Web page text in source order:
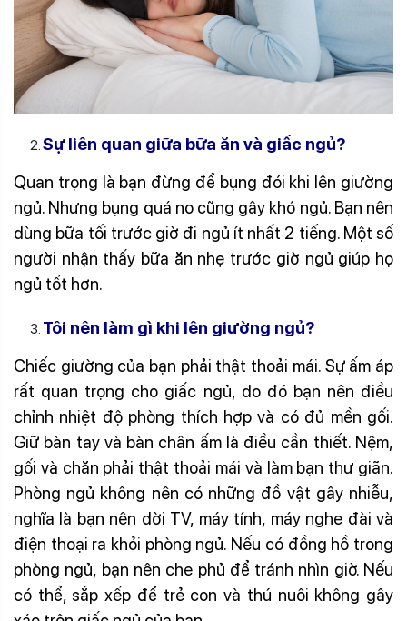
Sự liên quan giữa bữa ăn và giấc ngủ?
Quan trọng là bạn đừng để bụng đói khi lên giường
ngủ. Nhưng bụng quá no cũng gây khó ngủ. Bạn nên
dùng bữa tối trước giờ đi ngủ ít nhất 2 tiếng. Một số
người nhận thấy bữa ăn nhẹ trước giờ ngủ giúp họ
ngủ tốt hơn.
Tôi nên làm gì khi lên giường ngủ?
Chiếc giường của bạn phải thật thoải mái. Sự ấm áp
rất quan trọng cho giấc ngủ, do đó bạn nên điều
chỉnh nhiệt độ phòng thích hợp và có đủ mền gối.
Giữ bàn tay và bàn chân ấm là điều cần thiết. Nệm,
gối và chăn phải thật thoải mái và làm bạn thư giãn.
Phòng ngủ không nên có những đồ vật gây nhiễu,
nghĩa là bạn nên dời TV, máy tính, máy nghe đài và
điện thoại ra khỏi phòng ngủ. Nếu có đồng hồ trong
phòng ngủ, bạn nên che phủ để tránh nhìn giờ. Nếu
có thể, sắp xếp để trẻ con và thú nuôi không gây